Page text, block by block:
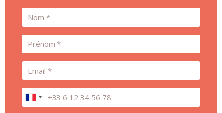
Nom
Prénom
Email
Téléphone